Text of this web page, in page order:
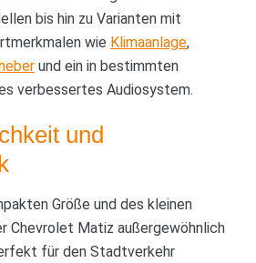
bis hin zu Varianten mit
wie Klimaanlage,
und ein in bestimmten
verbessertes Audiosystem.
und
Größe und des kleinen
Chevrolet Matiz außergewöhnlich
für den Stadtverkehr